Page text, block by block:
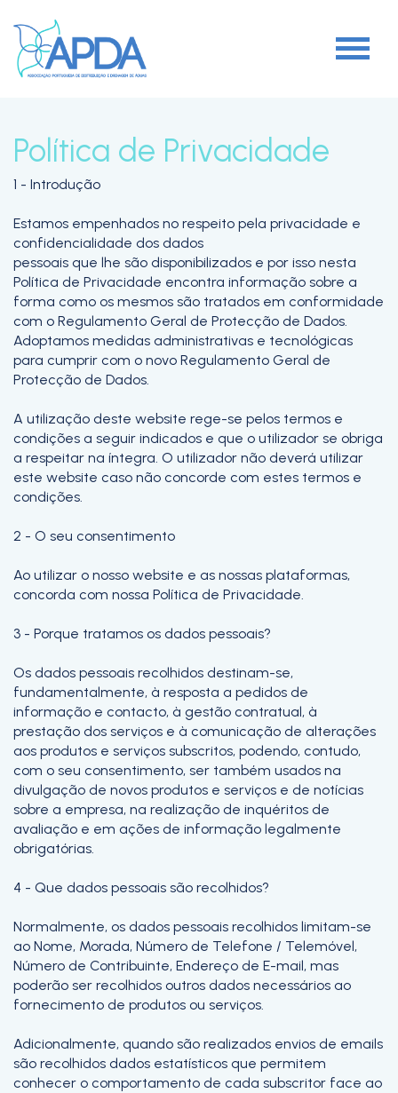
Política de Privacidade
1 - Introdução
Estamos empenhados no respeito pela privacidade e
confidencialidade dos dados
pessoais que lhe são disponibilizados e por isso nesta
Política de Privacidade encontra informação sobre a
forma como os mesmos são tratados em conformidade
com o Regulamento Geral de Protecção de Dados.
Adoptamos medidas administrativas e tecnológicas
para cumprir com o novo Regulamento Geral de
Protecção de Dados.
A utilização deste website rege-se pelos termos e
condições a seguir indicados e que o utilizador se obriga
a respeitar na íntegra. O utilizador não deverá utilizar
este website caso não concorde com estes termos e
condições.
2 - O seu consentimento
Ao utilizar o nosso website e as nossas plataformas,
concorda com nossa Política de Privacidade.
3 - Porque tratamos os dados pessoais?
Os dados pessoais recolhidos destinam-se,
fundamentalmente, à resposta a pedidos de
informação e contacto, à gestão contratual, à
prestação dos serviços e à comunicação de alterações
aos produtos e serviços subscritos, podendo, contudo,
com o seu consentimento, ser também usados na
divulgação de novos produtos e serviços e de notícias
sobre a empresa, na realização de inquéritos de
avaliação e em ações de informação legalmente
obrigatórias.
4 - Que dados pessoais são recolhidos?
Normalmente, os dados pessoais recolhidos limitam-se
ao Nome, Morada, Número de Telefone / Telemóvel,
Número de Contribuinte, Endereço de E-mail, mas
poderão ser recolhidos outros dados necessários ao
fornecimento de produtos ou serviços.
Adicionalmente, quando são realizados envios de emails
são recolhidos dados estatísticos que permitem
conhecer o comportamento de cada subscritor face ao